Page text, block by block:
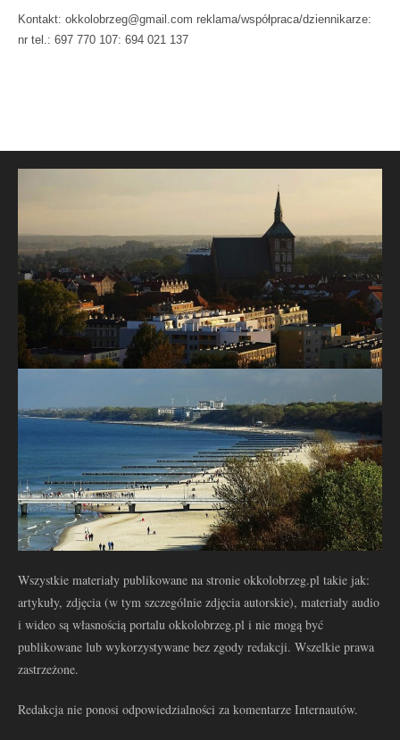
Kontakt: okkolobrzeg@gmail.com reklama/współpraca/dziennikarze:
nr tel.: 697 770 107: 694 021 137
Wszystkie materiały publikowane na stronie okkolobrzeg.pl takie jak:
artykuły, zdjęcia (w tym szczególnie zdjęcia autorskie), materiały audio
i wideo są własnością portalu okkolobrzeg.pl i nie mogą być
publikowane lub wykorzystywane bez zgody redakcji. Wszelkie prawa
zastrzeżone.
Redakcja nie ponosi odpowiedzialności za komentarze Internautów.